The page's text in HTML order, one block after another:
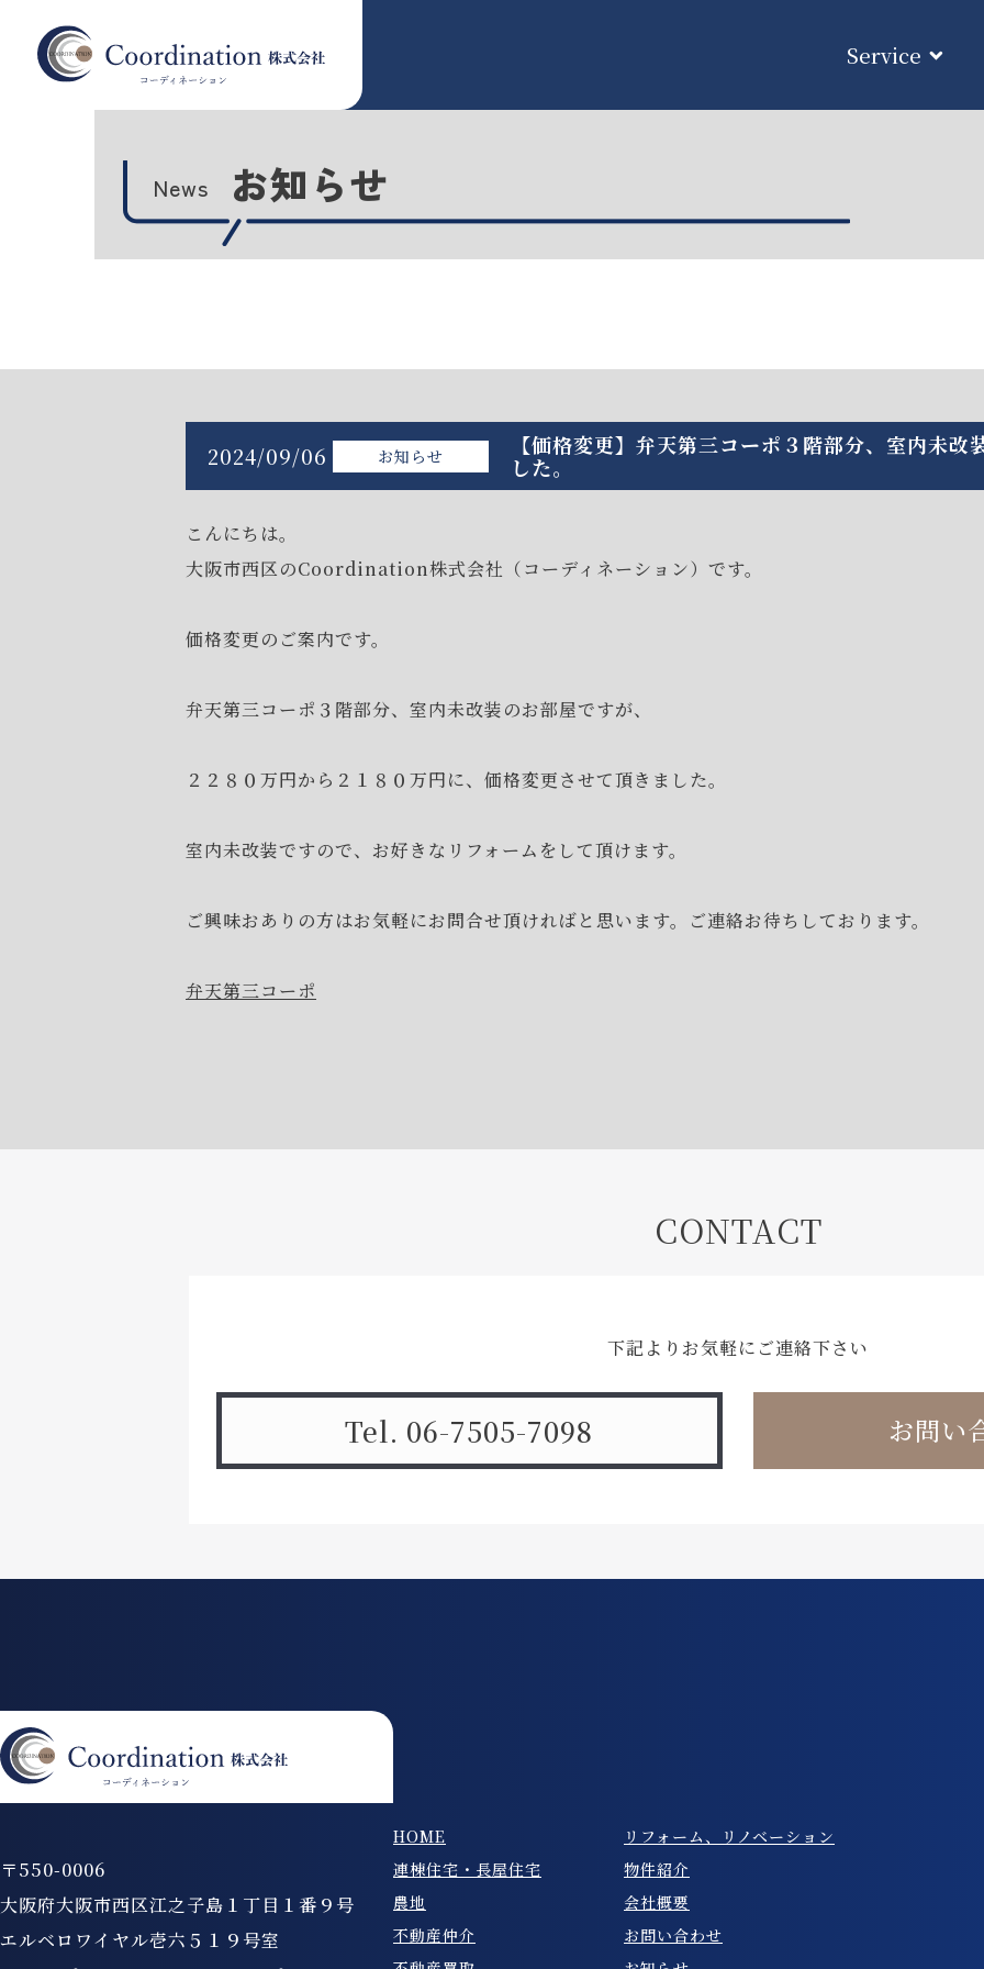
Service
News お知らせ
2024/09/06 お知らせ
【価格変更】弁天第三コーポ３階部分、室内未改
した。
こんにちは。
大阪市西区のCoordination株式会社（コーディネーション）です。
価格変更のご案内です。
弁天第三コーポ３階部分、室内未改装のお部屋ですが、
２２８０万円から２１８０万円に、価格変更させて頂きました。
室内未改装ですので、お好きなリフォームをして頂けます。
ご興味おありの方はお気軽にお問合せ頂ければと思います。ご連絡お待ちしております。
弁天第三コーポ
CONTACT
下記よりお気軽にご連絡下さい
Tel. 06-7505-7098 お問い
〒550-0006
大阪府大阪市西区江之子島１丁目１番９号
エルベロワイヤル壱六５１９号室
HOME
連棟住宅・長屋住宅
農地
不動産仲介
リフォーム、リノベーション
物件紹介
会社概要
お問い合わせ